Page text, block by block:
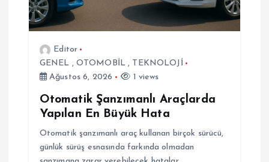
m
Editor
GENEL , OTOMOBİL , TEKNOLOJİ
Ağustos 6, 2026
1 views
Otomatik Şanzımanlı Araçlarda
Yapılan En Büyük Hata
Otomatik şanzımanlı araç kullanan birçok sürücü,
günlük sürüş esnasında farkında olmadan